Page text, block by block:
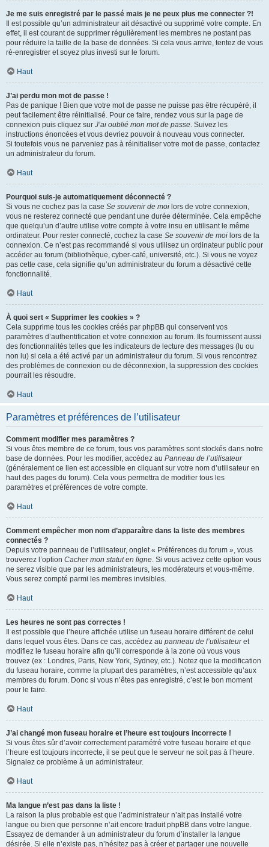
Je me suis enregistré par le passé mais je ne peux plus me connecter ?!
Il est possible qu’un administrateur ait désactivé ou supprimé votre compte. En
effet, il est courant de supprimer régulièrement les membres ne postant pas
pour réduire la taille de la base de données. Si cela vous arrive, tentez de vous
ré-enregistrer et soyez plus investi sur le forum.
Haut
J’ai perdu mon mot de passe !
Pas de panique ! Bien que votre mot de passe ne puisse pas être récupéré, il
peut facilement être réinitialisé. Pour ce faire, rendez vous sur la page de
connexion puis cliquez sur J’ai oublié mon mot de passe. Suivez les
instructions énoncées et vous devriez pouvoir à nouveau vous connecter.
Si toutefois vous ne parveniez pas à réinitialiser votre mot de passe, contactez
un administrateur du forum.
Haut
Pourquoi suis-je automatiquement déconnecté ?
Si vous ne cochez pas la case Se souvenir de moi lors de votre connexion,
vous ne resterez connecté que pendant une durée déterminée. Cela empêche
que quelqu’un d’autre utilise votre compte à votre insu en utilisant le même
ordinateur. Pour rester connecté, cochez la case Se souvenir de moi lors de la
connexion. Ce n’est pas recommandé si vous utilisez un ordinateur public pour
accéder au forum (bibliothèque, cyber-café, université, etc.). Si vous ne voyez
pas cette case, cela signifie qu’un administrateur du forum a désactivé cette
fonctionnalité.
Haut
À quoi sert « Supprimer les cookies » ?
Cela supprime tous les cookies créés par phpBB qui conservent vos
paramètres d’authentification et votre connexion au forum. Ils fournissent aussi
des fonctionnalités telles que les indicateurs de lecture des messages (lu ou
non lu) si cela a été activé par un administrateur du forum. Si vous rencontrez
des problèmes de connexion ou de déconnexion, la suppression des cookies
pourrait les résoudre.
Haut
Paramètres et préférences de l’utilisateur
Comment modifier mes paramètres ?
Si vous êtes membre de ce forum, tous vos paramètres sont stockés dans notre
base de données. Pour les modifier, accédez au Panneau de l’utilisateur
(généralement ce lien est accessible en cliquant sur votre nom d’utilisateur en
haut des pages du forum). Cela vous permettra de modifier tous les
paramètres et préférences de votre compte.
Haut
Comment empêcher mon nom d’apparaître dans la liste des membres
connectés ?
Depuis votre panneau de l’utilisateur, onglet « Préférences du forum », vous
trouverez l’option Cacher mon statut en ligne. Si vous activez cette option vous
ne serez visible que par les administrateurs, les modérateurs et vous-même.
Vous serez compté parmi les membres invisibles.
Haut
Les heures ne sont pas correctes !
Il est possible que l’heure affichée utilise un fuseau horaire différent de celui
dans lequel vous êtes. Dans ce cas, accédez au panneau de l’utilisateuret
modifiez le fuseau horaire afin qu’il corresponde à la zone où vous vous
trouvez (ex : Londres, Paris, New York, Sydney, etc.). Notez que la modification
du fuseau horaire, comme la plupart des paramètres, n’est accessible qu’aux
membres du forum. Donc si vous n’êtes pas enregistré, c’est le bon moment
pour le faire.
Haut
J’ai changé mon fuseau horaire et l’heure est toujours incorrecte !
Si vous êtes sûr d’avoir correctement paramétré votre fuseau horaire et que
l’heure est toujours incorrecte, il se peut que le serveur ne soit pas à l’heure.
Signalez ce problème à un administrateur.
Haut
Ma langue n’est pas dans la liste !
La raison la plus probable est que l’administrateur n’ait pas installé votre
langue ou bien que personne n’ait encore traduit phpBB dans votre langue.
Essayez de demander à un administrateur du forum d’installer la langue
désirée. Si elle n’existe pas, n’hésitez pas à créer et partager une nouvelle